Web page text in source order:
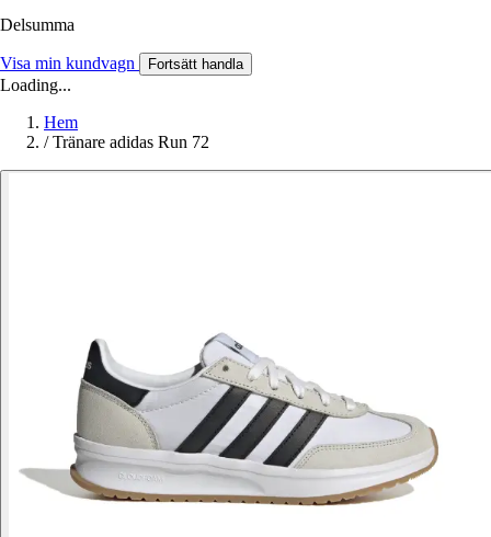
Delsumma
Visa min kundvagn Fortsätt handla
Loading...
Hem
/ Tränare adidas Run 72